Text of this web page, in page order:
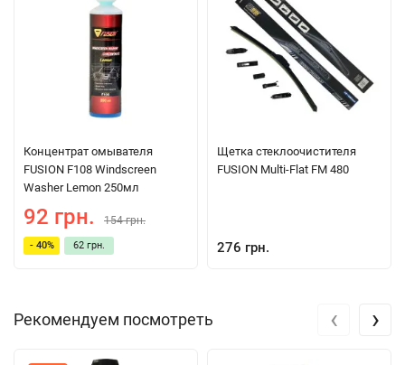
Концентрат омывателя
FUSION F108 Windscreen
Washer Lemon 250мл
92 грн. 154 грн.
- 40% 62 грн.
Щетка стеклоочистителя
FUSION Multi-Flat FM 480
276 грн.
Рекомендуем посмотреть ‹ ›